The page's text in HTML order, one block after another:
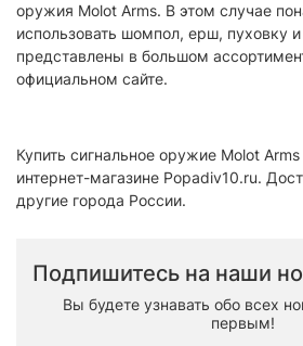
оружия Molot Arms. В этом случае
использовать шомпол, ерш, пуховку
представлены в большом
официальном сайте.
Купить сигнальное оружие Molot
интернет-магазине Popadiv10.ru.
другие города России.
Подпишитесь на наши
Вы будете узнавать обо всех
первым!